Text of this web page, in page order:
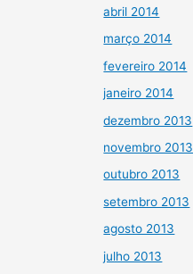
abril 2014
março 2014
fevereiro 2014
janeiro 2014
dezembro 2013
novembro 2013
outubro 2013
setembro 2013
agosto 2013
julho 2013